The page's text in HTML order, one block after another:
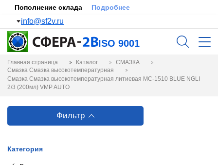
Пополнение склада Подробнее
info@sf2v.ru
ISO 9001
Главная страница Каталог
СМАЗКА
Смазка Смазка высокотемпературная
Смазка Смазка высокотемпературная литиевая МС-1510 BLUE NGLI
2/3 (200мл) VMP AUTO
Фильтр
Категория